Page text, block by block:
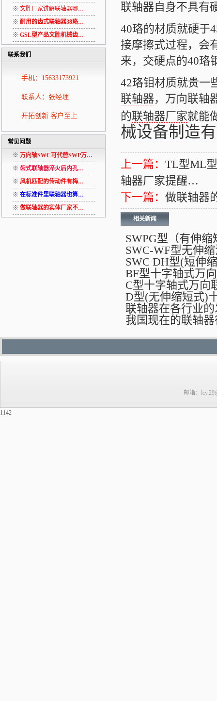
※ 文胜厂家讲解联轴器哪…
※ 耐用的齿式联轴器38珞…
※ GSL型产品文胜机械齿…
联系我们
手机：15633173921
联系人：张经理
开拓创新 客户至上
常见问题
※ 万向轴SWC可代替SWP万…
※ 齿式联轴器淬火后内孔…
※ 风机匹配的传动件有梅…
※ 在标准件里联轴器也算…
※ 做联轴器的实体厂家不…
联轴器自身不具有
40珞的材质就硬于
接摩擦式过程，会
来，交硬点的40珞
42珞钼材质就贵一
联轴器，万向联轴
的联轴器厂家就能
械设备制造
上一篇： TL型ML
轴器厂家提醒…
下一篇： 做联轴器
相关新闻
SWPG型（有伸
SWC-WF型无伸
SWC DH型(短伸
BF型十字轴式万
C型十字轴式万向
D型(无伸缩短式)
联轴器在各行业
我国现在的联轴
邮箱：
1142